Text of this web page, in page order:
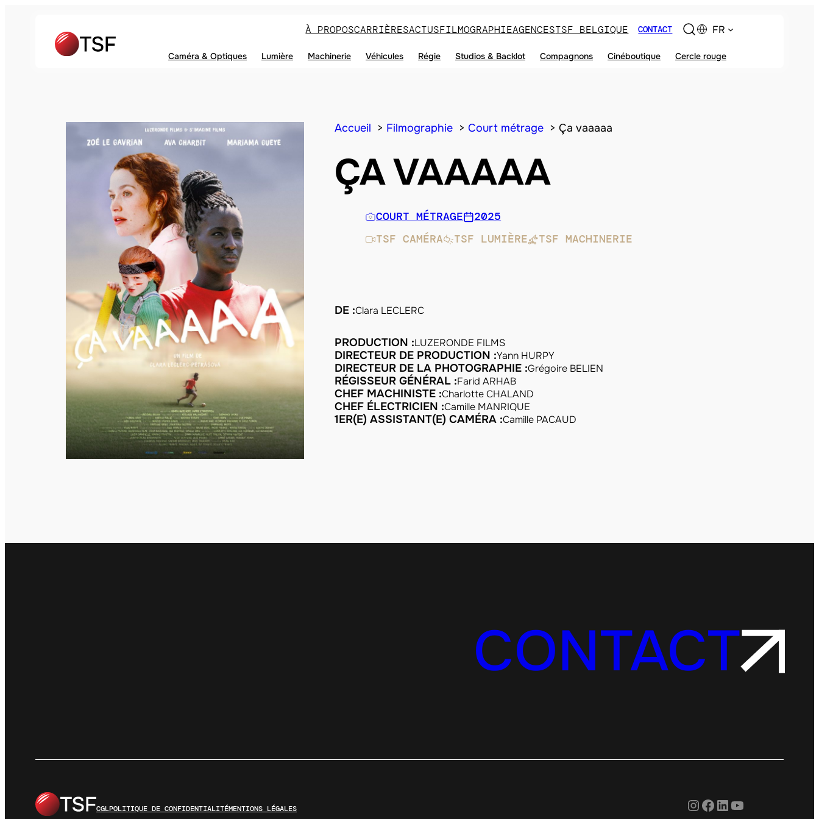
À PROPOSCARRIÈRESACTUSFILMOGRAPHIEAGENCESTSF BELGIQUE CONTACT FR
Caméra & Optiques Lumière Machinerie Véhicules Régie Studios & Backlot Compagnons Cinéboutique Cercle rouge
Accueil Filmographie Court métrage Ça vaaaaa
ÇA VAAAAA
COURT MÉTRAGE
2025
TSF CAMÉRA
TSF LUMIÈRE TSF MACHINERIE
DE :Clara LECLERC
PRODUCTION :LUZERONDE FILMS
DIRECTEUR DE PRODUCTION :Yann HURPY
DIRECTEUR DE LA PHOTOGRAPHIE :Grégoire BELIEN
RÉGISSEUR GÉNÉRAL :Farid ARHAB
CHEF MACHINISTE :Charlotte CHALAND
CHEF ÉLECTRICIEN :Camille MANRIQUE
1ER(E) ASSISTANT(E) CAMÉRA :Camille PACAUD
CONTACT
CGLPOLITIQUE DE CONFIDENTIALITÉMENTIONS LÉGALES Instagram
Facebook
LinkedIn
YouTube